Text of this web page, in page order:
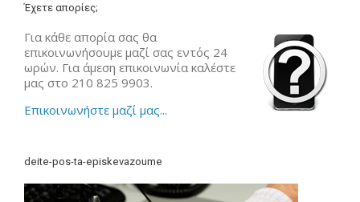
Έχετε απορίες;
Για κάθε απορία σας θα
επικοινωνήσουμε μαζί σας εντός 24
ωρών. Για άμεση επικοινωνία καλέστε
μας στο 210 825 9903.
Επικοινωνήστε μαζί μας...
deite-pos-ta-episkevazoume